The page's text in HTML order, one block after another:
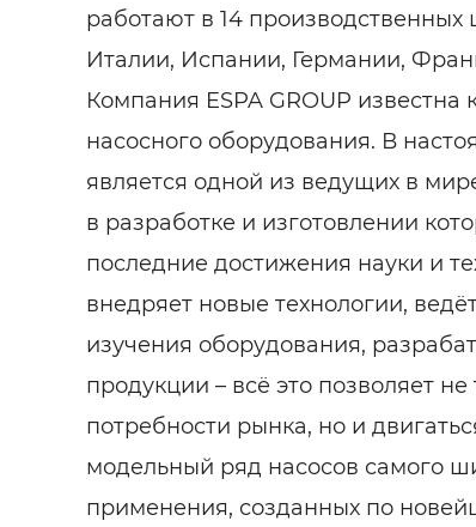
работают в 14
Италии, Испании, Германии,
Компания ESPA GROUP известна
насосного оборудования. В
является одной из ведущих в
в разработке и изготовлении
последние достижения науки и
внедряет новые технологии,
изучения оборудования,
продукции – всё это позволяет не
потребности рынка, но и
модельный ряд насосов самого
применения, созданных по